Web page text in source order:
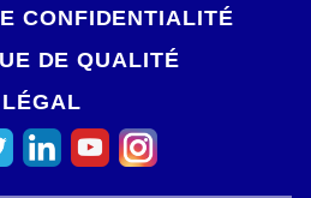
CONFIDENTIALITÉ
DE QUALITÉ
LÉGAL